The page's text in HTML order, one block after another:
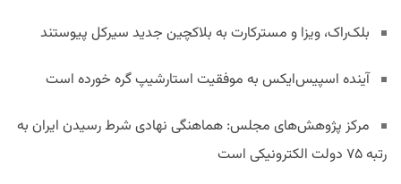
بلک‌راک، ویزا و مسترکارت به بلاکچین جدید سیرکل پیوستند
آینده اسپیس‌ایکس به موفقیت استارشیپ گره خورده است
مرکز پژوهش‌های مجلس: هماهنگی نهادی شرط رسیدن ایران به
رتبه ۷۵ دولت الکترونیکی است